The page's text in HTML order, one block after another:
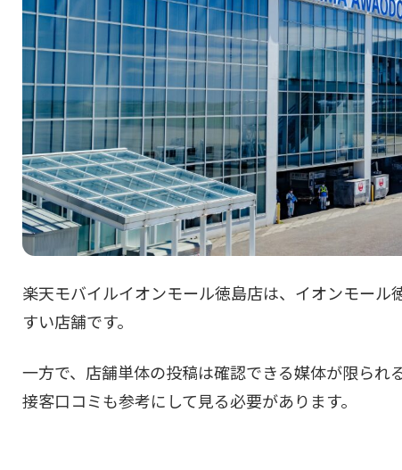
楽天モバイルイオンモール徳島店は、イオンモー
すい店舗です。
一方で、店舗単体の投稿は確認できる媒体が限ら
接客口コミも参考にして見る必要があります。